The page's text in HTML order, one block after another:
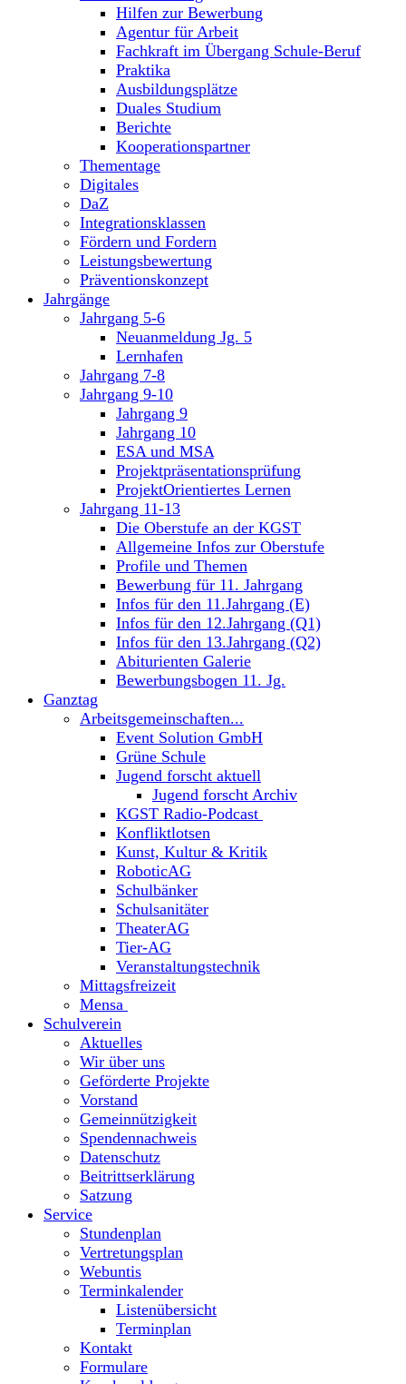
Hilfen zur Bewerbung
Agentur für Arbeit
Fachkraft im Übergang Schule-Beruf
Praktika
Ausbildungsplätze
Duales Studium
Berichte
Kooperationspartner
Thementage
Digitales
DaZ
Integrationsklassen
Fördern und Fordern
Leistungsbewertung
Präventionskonzept
Jahrgänge
Jahrgang 5-6
Neuanmeldung Jg. 5
Lernhafen
Jahrgang 7-8
Jahrgang 9-10
Jahrgang 9
Jahrgang 10
ESA und MSA
Projektpräsentationsprüfung
ProjektOrientiertes Lernen
Jahrgang 11-13
Die Oberstufe an der KGST
Allgemeine Infos zur Oberstufe
Profile und Themen
Bewerbung für 11. Jahrgang
Infos für den 11.Jahrgang (E)
Infos für den 12.Jahrgang (Q1)
Infos für den 13.Jahrgang (Q2)
Abiturienten Galerie
Bewerbungsbogen 11. Jg.
Ganztag
Arbeitsgemeinschaften...
Event Solution GmbH
Grüne Schule
Jugend forscht aktuell
Jugend forscht Archiv
KGST Radio-Podcast
Konfliktlotsen
Kunst, Kultur & Kritik
RoboticAG
Schulbänker
Schulsanitäter
TheaterAG
Tier-AG
Veranstaltungstechnik
Mittagsfreizeit
Mensa
Schulverein
Aktuelles
Wir über uns
Geförderte Projekte
Vorstand
Gemeinnützigkeit
Spendennachweis
Datenschutz
Beitrittserklärung
Satzung
Service
Stundenplan
Vertretungsplan
Webuntis
Terminkalender
Listenübersicht
Terminplan
Kontakt
Formulare